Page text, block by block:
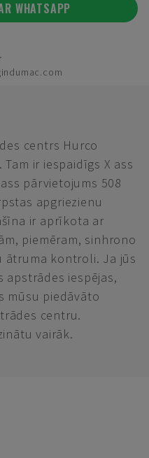
WHATSAPP
centrs Hurco
ir iespaidīgs X ass
pārvietojums 508
apgriezienu
ir aprīkota ar
piemēram, sinhrono
kontroli. Ja jūs
apstrādes iespējas,
mūsu piedāvāto
centru.
vairāk.